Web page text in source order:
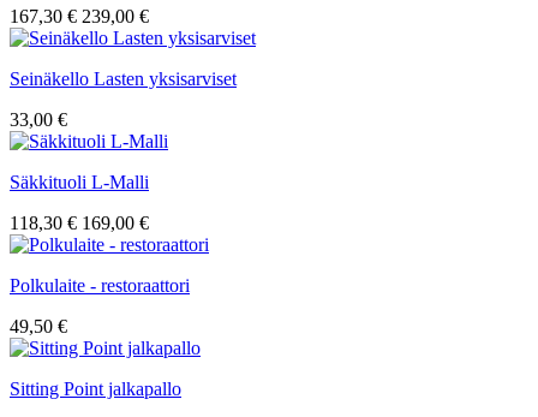
167,30 € 239,00 €
Seinäkello Lasten yksisarviset
33,00 €
Säkkituoli L-Malli
118,30 € 169,00 €
Polkulaite - restoraattori
49,50 €
Sitting Point jalkapallo